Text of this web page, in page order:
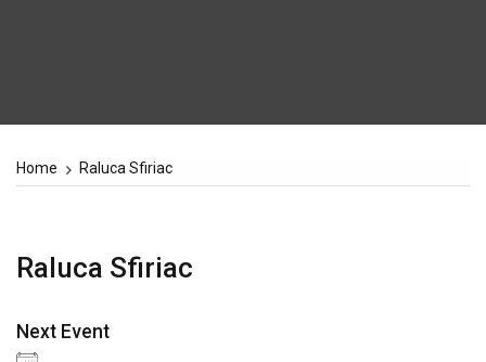
Home Raluca Sfiriac
Raluca Sfiriac
Next Event